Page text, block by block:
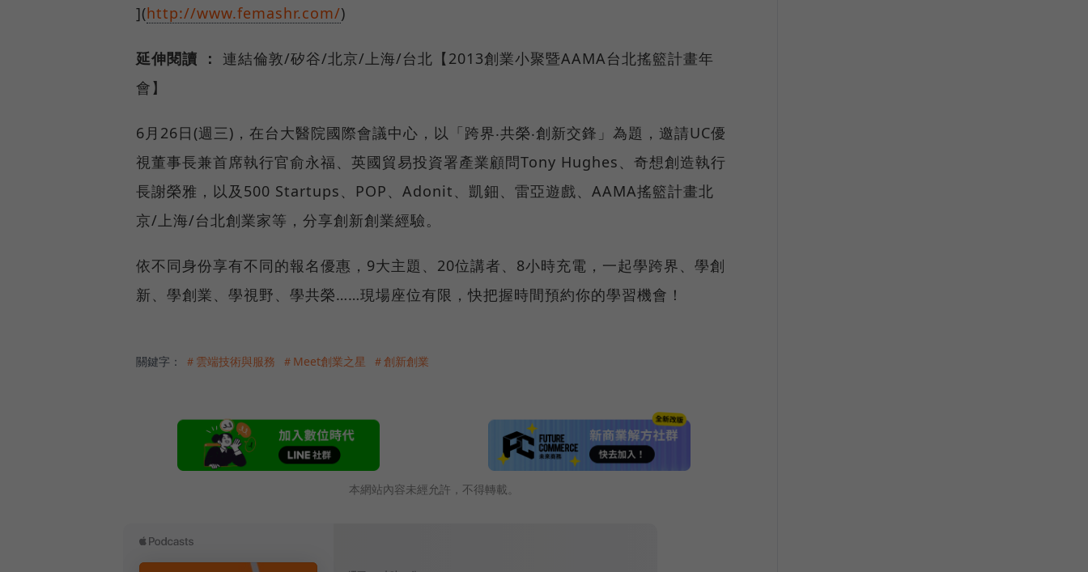
](http://www.femashr.com/)
延伸閱讀 ： 連結倫敦/矽谷/北京/上海/台北【2013創業小聚暨AAMA台北搖籃計畫年
會】
6月26日(週三)，在台大醫院國際會議中心，以「跨界‧共榮‧創新交鋒」為題，邀請UC優
視董事長兼首席執行官俞永福、英國貿易投資署產業顧問Tony Hughes、奇想創造執行
長謝榮雅，以及500 Startups、POP、Adonit、凱鈿、雷亞遊戲、AAMA搖籃計畫北
京/上海/台北創業家等，分享創新創業經驗。
依不同身份享有不同的報名優惠，9大主題、20位講者、8小時充電，一起學跨界、學創
新、學創業、學視野、學共榮……現場座位有限，快把握時間預約你的學習機會！
關鍵字： ＃雲端技術與服務 ＃Meet創業之星 ＃創新創業
本網站內容未經允許，不得轉載。